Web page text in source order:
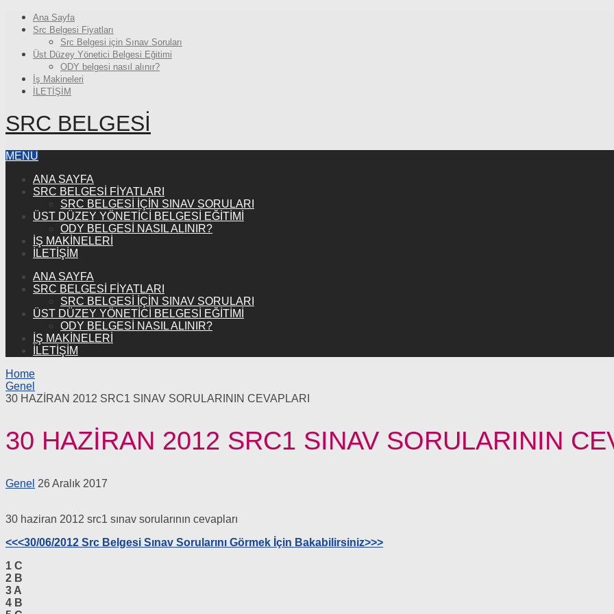
Ana Sayfa
Src Belgesi Fiyatları
Src Belgesi için Sınav Soruları
Üst Düzey Yönetici Belgesi Eğitimi
ODY belgesi nasıl alınır?
İş Makineleri
İLETİŞİM
SRC BELGESI
MENU
ANA SAYFA
SRC BELGESI FIYATLARI
SRC BELGESI IÇIN SINAV SORULARI
ÜST DÜZEY YÖNETICI BELGESI EĞITIMI
ODY BELGESI NASIL ALINIR?
İŞ MAKINELERI
İLETİŞİM
ANA SAYFA
SRC BELGESI FIYATLARI
SRC BELGESI IÇIN SINAV SORULARI
ÜST DÜZEY YÖNETICI BELGESI EĞITIMI
ODY BELGESI NASIL ALINIR?
İŞ MAKINELERI
İLETİŞİM
Home
Genel
30 HAZİRAN 2012 SRC1 SINAV SORULARININ CEVAPLARI
30 HAZİRAN 2012 SRC1 SINAV SORULARININ
Genel 26 Aralık 2017
30 haziran 2012 src1 sınav sorularının cevapları
<<<30/06/2012 Src Belgesi Sınav Sorularını Görmek İçin Bakabilirsiniz>>>
1 C
2 B
3 A
4 B